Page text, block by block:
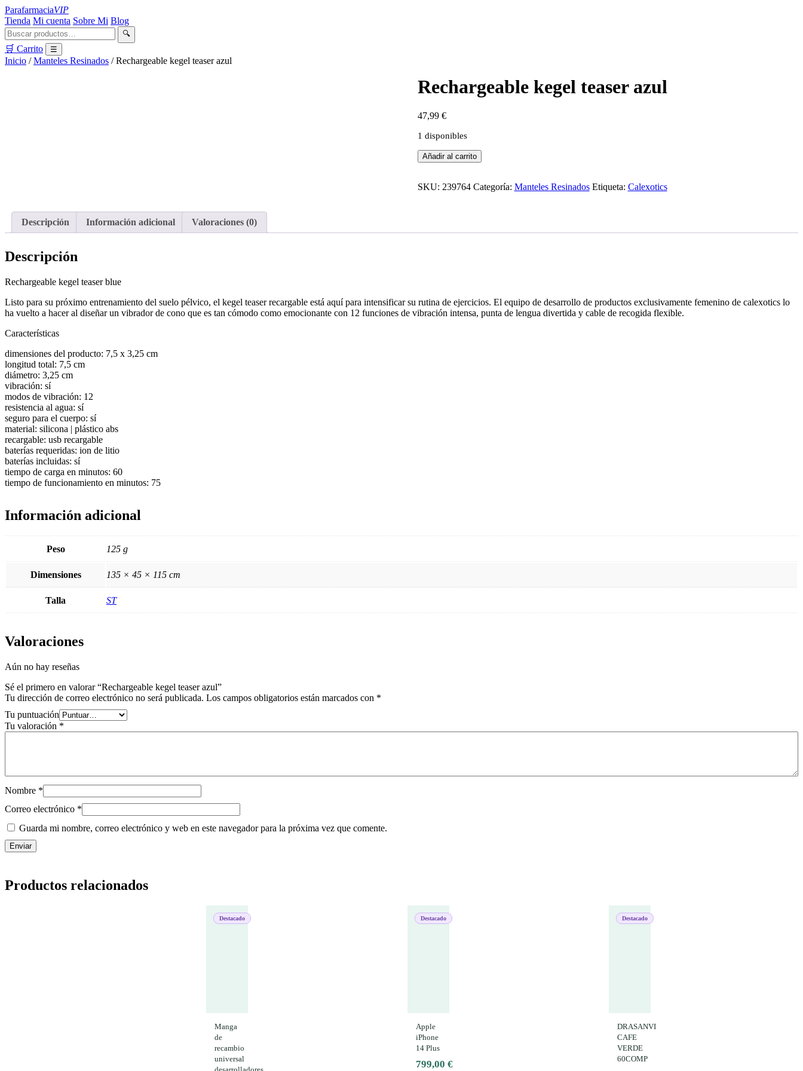
ParafarmaciaVIP
Tienda Mi cuenta Sobre Mi Blog
🔍
🛒 Carrito ☰
Inicio /Manteles Resinados / Rechargeable kegel teaser azul
Rechargeable kegel teaser azul
47,99 €
1 disponibles
Rechargeable
kegel
azul
Añadir al carrito
SKU: 239764 Categoría: Manteles Resinados Etiqueta: Calexotics
Descripción Información adicional Valoraciones (0)
Descripción
Rechargeable kegel teaser blue
Listo para su próximo entrenamiento del suelo pélvico, el kegel teaser recargable está aquí para intensificar su rutina de ejercicios. El equipo de desarrollo de productos exclusivamente femenino de calexotics lo
ha vuelto a hacer al diseñar un vibrador de cono que es tan cómodo como emocionante con 12 funciones de vibración intensa, punta de lengua divertida y cable de recogida flexible.
Características
dimensiones del producto: 7,5 x 3,25 cm
longitud total: 7,5 cm
diámetro: 3,25 cm
vibración: sí
modos de vibración: 12
resistencia al agua: sí
seguro para el cuerpo: sí
material: silicona | plástico abs
recargable: usb recargable
baterías requeridas: ion de litio
baterías incluidas: sí
tiempo de carga en minutos: 60
tiempo de funcionamiento en minutos: 75
Información adicional
Peso 125 g
Dimensiones 135 × 45 × 115 cm
Talla ST
Valoraciones
Aún no hay reseñas
Sé el primero en valorar “Rechargeable kegel teaser azul”
Tu dirección de correo electrónico no será publicada. Los campos obligatorios están marcados con *
Tu puntuación
Tu valoración *
Nombre *
Correo electrónico *
Guarda mi nombre, correo electrónico y web en este navegador para la próxima vez que comente.
Productos relacionados
Destacado
Manga
de
recambio
universal
Destacado
Apple
iPhone
14 Plus
799,00 €
Destacado
DRASANVI
CAFE
VERDE
60COMP